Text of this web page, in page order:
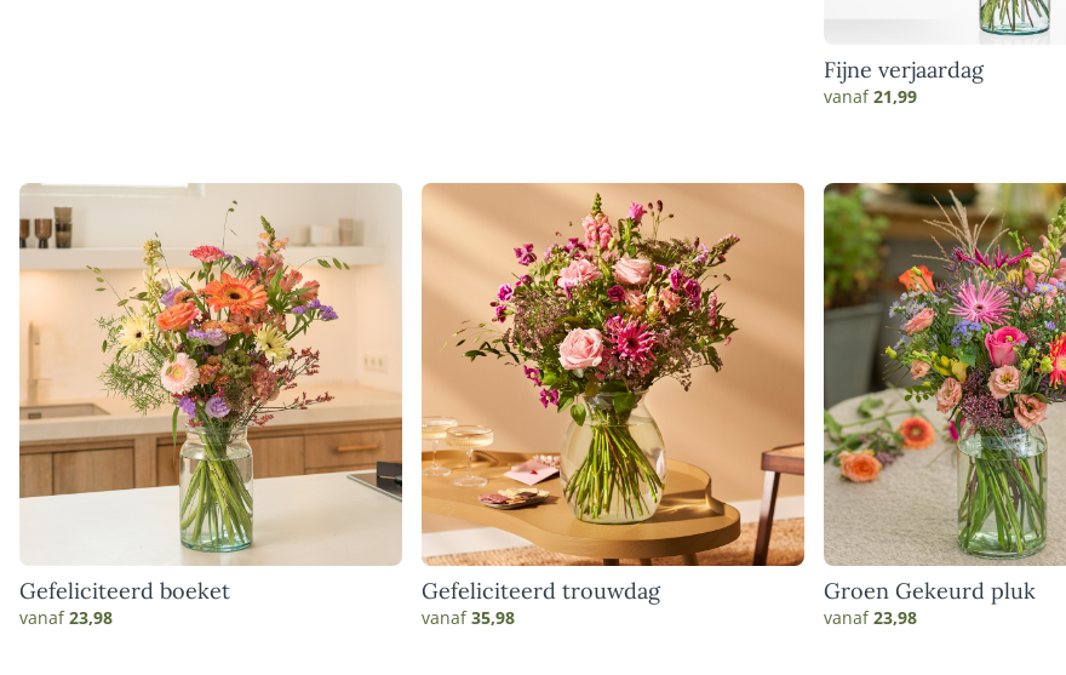
Fijne verjaardag
vanaf21,99
Gefeliciteerd boeket
vanaf23,98
Gefeliciteerd trouwdag
vanaf35,98
Groen Gekeurd pluk
vanaf23,98